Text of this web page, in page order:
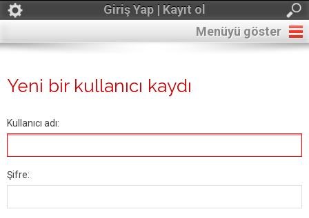
Giriş Yap | Kayıt ol
Menüyü göster
Yeni bir kullanıcı kaydı
Kullanıcı adı:
Şifre: